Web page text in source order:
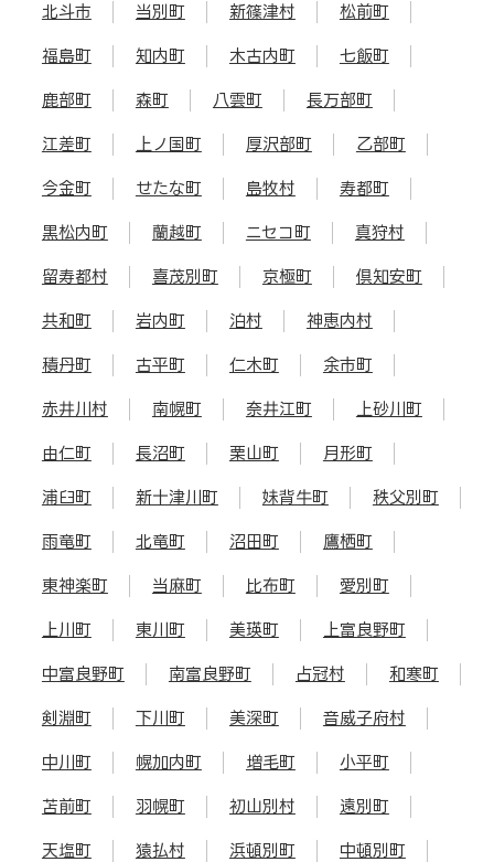
北斗市 当別町 新篠津村 松前町
福島町 知内町 木古内町 七飯町
鹿部町 森町 八雲町 長万部町
江差町 上ノ国町 厚沢部町 乙部町
今金町 せたな町 島牧村 寿都町
黒松内町 蘭越町 ニセコ町 真狩村
留寿都村 喜茂別町 京極町 倶知安町
共和町 岩内町 泊村 神恵内村
積丹町 古平町 仁木町 余市町
赤井川村 南幌町 奈井江町 上砂川町
由仁町 長沼町 栗山町 月形町
浦臼町 新十津川町 妹背牛町 秩父別町
雨竜町 北竜町 沼田町 鷹栖町
東神楽町 当麻町 比布町 愛別町
上川町 東川町 美瑛町 上富良野町
中富良野町 南富良野町 占冠村 和寒町
剣淵町 下川町 美深町 音威子府村
中川町 幌加内町 増毛町 小平町
苫前町 羽幌町 初山別村 遠別町
天塩町 猿払村 浜頓別町 中頓別町